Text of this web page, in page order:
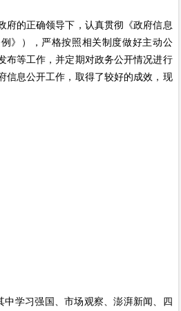
府的正确领导下，认真贯彻《政府信息
》），严格按照相关制度做好主动公
布等工作，并定期对政务公开情况进行
信息公开工作，取得了较好的成效，现
中学习强国、市场观察、澎湃新闻、四